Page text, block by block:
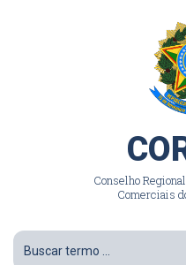
Conselho
Comerciais